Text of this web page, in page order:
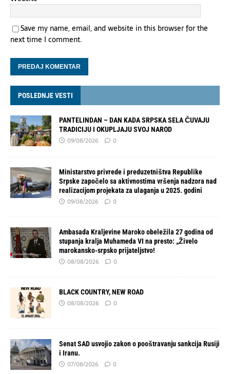
Save my name, email, and website in this browser for the
next time I comment.
POSLEDNJE VESTI
PANTELINDAN – DAN KADA SRPSKA SELA ČUVAJU
TRADICIJU I OKUPLJAJU SVOJ NAROD
09/08/2026 0
Ministarstvo privrede i preduzetništva Republike
Srpske započelo sa aktivnostima vršenja nadzora nad
realizacijom projekata za ulaganja u 2025. godini
09/08/2026 0
Ambasada Kraljevine Maroko obeležila 27 godina od
stupanja kralja Muhameda VI na presto: „Živelo
marokansko-srpsko prijateljstvo!
08/08/2026 0
BLACK COUNTRY, NEW ROAD
08/08/2026 0
Senat SAD usvojio zakon o pooštravanju sankcija Rusiji
i Iranu.
07/08/2026 0